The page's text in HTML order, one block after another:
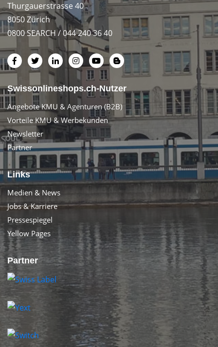
Thurgauerstrasse 40
8050 Zürich
0800 SEARCH / 044 240 36 40
Swissonlineshops.ch-Nutzer
Angebote KMU & Agenturen (B2B)
Vorteile KMU & Werbekunden
Newsletter
Partner
Links
Medien & News
Jobs & Karriere
Pressespiegel
Yellow Pages
Partner